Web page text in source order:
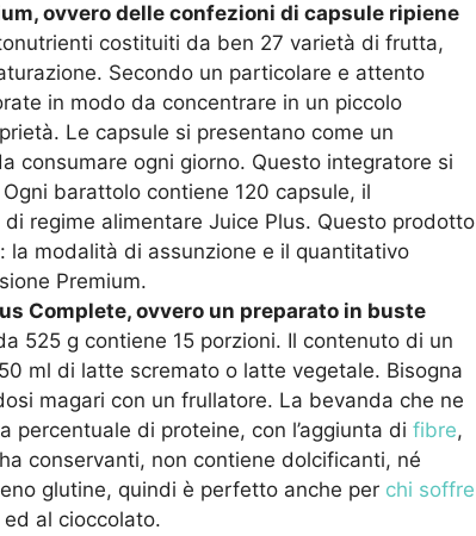
ovvero delle confezioni di capsule ripiene
costituiti da ben 27 varietà di frutta,
Secondo un particolare e attento
in modo da concentrare in un piccolo
Le capsule si presentano come un
consumare ogni giorno. Questo integratore si
barattolo contiene 120 capsule, il
regime alimentare Juice Plus. Questo prodotto
: la modalità di assunzione e il quantitativo
Premium.
Complete, ovvero un preparato in buste
525 g contiene 15 porzioni. Il contenuto di un
ml di latte scremato o latte vegetale. Bisogna
magari con un frullatore. La bevanda che ne
percentuale di proteine, con l’aggiunta di fibre,
conservanti, non contiene dolcificanti, né
glutine, quindi è perfetto anche per chi soffre
al cioccolato.